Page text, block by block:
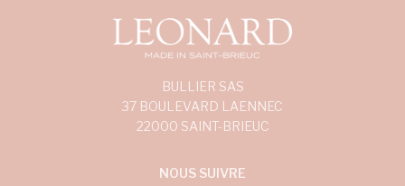
BULLIER SAS
37 BOULEVARD LAENNEC
22000 SAINT-BRIEUC
NOUS SUIVRE